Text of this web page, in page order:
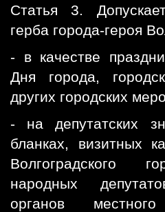
Статья 3.
герба города-героя
- в качестве
Дня города,
других городских
- на депутатских
бланках, визитных
Волгоградского
народных
органов местного